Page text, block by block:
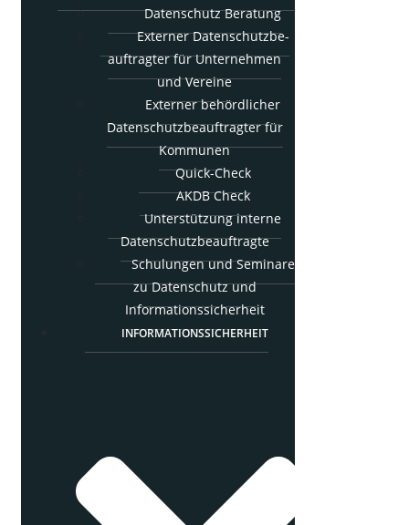
Daten­schutz Beratung
Exter­ner Daten­schutz­be­
auf­trag­ter für Unter­neh­men
und Vereine
Exter­ner behörd­li­cher
Daten­schutz­be­auf­trag­ter für
Kommunen
Quick-Check
AKDB Check
Unter­stüt­zung inter­ne
Datenschutzbeauftragte
Schu­lun­gen und Semi­na­re
zu Daten­schutz und
Informationssicherheit
INFOR­MA­TI­ONS­SI­CHER­HEIT